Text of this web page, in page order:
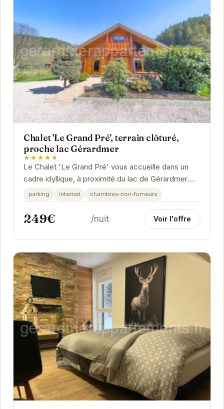
Chalet 'Le Grand Pré', terrain clôturé,
proche lac Gérardmer
★★★★★
Le Chalet 'Le Grand Pré' vous accueille dans un
cadre idyllique, à proximité du lac de Gérardmer.
Profitez d'un séjour relaxant dans ce chalet...
parking internet chambres-non-fumeurs
249€ /nuit Voir l'offre